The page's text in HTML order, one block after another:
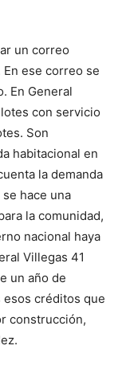
un correo
ese correo se
En General
con servicio
Son
habitacional en
la demanda
hace una
la comunidad,
nacional haya
Villegas 41
un año de
créditos que
construcción,